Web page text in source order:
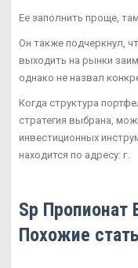
Ее заполнить проще,
Он также подчеркнул,
выходить на рынки
однако не назвал
Когда структура
стратегия выбрана,
инвестиционных
находится по адресу: г.
Sp Пропионат
Похожие